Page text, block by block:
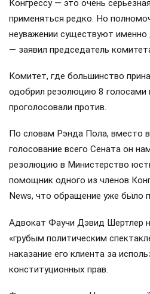
Конгрессу — это очень
применяться редко. Но
неуважении существуют именно
— заявил председатель
Комитет, где большинство
одобрил резолюцию 8
проголосовали против.
По словам Рэнда Пола, вместо
голосование всего Сената он
резолюцию в Министерство
помощник одного из членов
News, что обращение уже было
Адвокат Фаучи Дэвид Шертлер
«грубым политическим
наказание его клиента за
конституционных прав.